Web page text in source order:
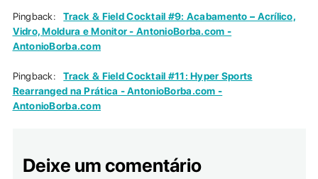
Pingback:
Track & Field Cocktail #9: Acabamento – Acrílico,
Vidro, Moldura e Monitor - AntonioBorba.com -
AntonioBorba.com
Pingback:
Track & Field Cocktail #11: Hyper Sports
Rearranged na Prática - AntonioBorba.com -
AntonioBorba.com
Deixe um comentário